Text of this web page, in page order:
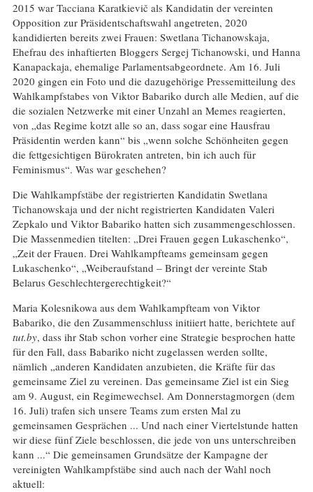
2015 war Tacciana Karatkievič als Kandidatin der vereinten
Opposition zur Präsidentschaftswahl angetreten, 2020
kandidierten bereits zwei Frauen: Swetlana Tichanowskaja,
Ehefrau des inhaftierten Bloggers Sergej Tichanowski, und Hanna
Kanapackaja, ehemalige Parlamentsabgeordnete. Am 16. Juli
2020 gingen ein Foto und die dazugehörige Pressemitteilung des
Wahlkampfstabes von Viktor Babariko durch alle Medien, auf die
die sozialen Netzwerke mit einer Unzahl an Memes reagierten,
von „das Regime kotzt alle so an, dass sogar eine Hausfrau
Präsidentin werden kann“ bis „wenn solche Schönheiten gegen
die fettgesichtigen Bürokraten antreten, bin ich auch für
Feminismus“. Was war geschehen?
Die Wahlkampfstäbe der registrierten Kandidatin Swetlana
Tichanowskaja und der nicht registrierten Kandidaten Valeri
Zepkalo und Viktor Babariko hatten sich zusammengeschlossen.
Die Massenmedien titelten: „Drei Frauen gegen Lukaschenko“,
„Zeit der Frauen. Drei Wahlkampfteams gemeinsam gegen
Lukaschenko“, „Weiberaufstand – Bringt der vereinte Stab
Belarus Geschlechtergerechtigkeit?“
Maria Kolesnikowa aus dem Wahlkampfteam von Viktor
Babariko, die den Zusammenschluss initiiert hatte, berichtete auf
tut.by, dass ihr Stab schon vorher eine Strategie besprochen hatte
für den Fall, dass Babariko nicht zugelassen werden sollte,
nämlich „anderen Kandidaten anzubieten, die Kräfte für das
gemeinsame Ziel zu vereinen. Das gemeinsame Ziel ist ein Sieg
am 9. August, ein Regimewechsel. Am Donnerstagmorgen (dem
16. Juli) trafen sich unsere Teams zum ersten Mal zu
gemeinsamen Gesprächen ... Und nach einer Viertelstunde hatten
wir diese fünf Ziele beschlossen, die jede von uns unterschreiben
kann ...“ Die gemeinsamen Grundsätze der Kampagne der
vereinigten Wahlkampfstäbe sind auch nach der Wahl noch
aktuell: